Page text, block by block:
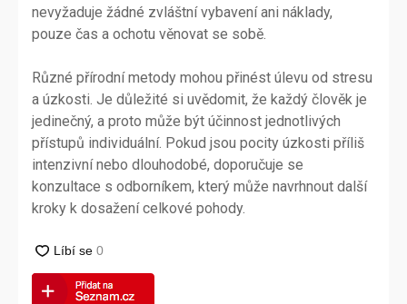
nevyžaduje žádné zvláštní vybavení ani náklady,
pouze čas a ochotu věnovat se sobě.
Různé přírodní metody mohou přinést úlevu od stresu
a úzkosti. Je důležité si uvědomit, že každý člověk je
jedinečný, a proto může být účinnost jednotlivých
přístupů individuální. Pokud jsou pocity úzkosti příliš
intenzivní nebo dlouhodobé, doporučuje se
konzultace s odborníkem, který může navrhnout další
kroky k dosažení celkové pohody.